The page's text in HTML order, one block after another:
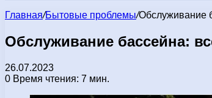
Главная/Бытовые проблемы/Обслуживание
Обслуживание бассейна:
26.07.2023
0 Время чтения: 7 мин.